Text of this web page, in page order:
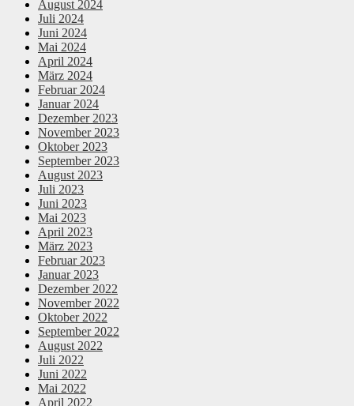
August 2024
Juli 2024
Juni 2024
Mai 2024
April 2024
März 2024
Februar 2024
Januar 2024
Dezember 2023
November 2023
Oktober 2023
September 2023
August 2023
Juli 2023
Juni 2023
Mai 2023
April 2023
März 2023
Februar 2023
Januar 2023
Dezember 2022
November 2022
Oktober 2022
September 2022
August 2022
Juli 2022
Juni 2022
Mai 2022
April 2022